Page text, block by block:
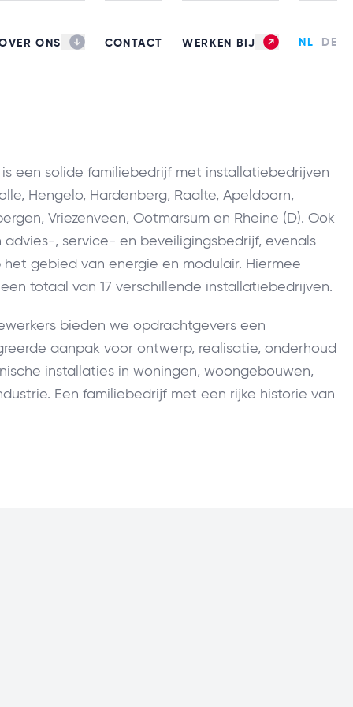
ONS CONTACT WERKEN BIJ NL DE
een solide familiebedrijf met installatiebedrijven
Hengelo, Hardenberg, Raalte, Apeldoorn,
Vriezenveen, Ootmarsum en Rheine (D). Ook
advies-, service- en beveiligingsbedrijf, evenals
gebied van energie en modulair. Hiermee
totaal van 17 verschillende installatiebedrijven.
bieden we opdrachtgevers een
aanpak voor ontwerp, realisatie, onderhoud
installaties in woningen, woongebouwen,
Een familiebedrijf met een rijke historie van